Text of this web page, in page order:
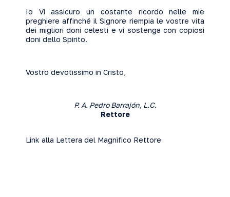
Io Vi assicuro un costante ricordo nelle mie
preghiere affinché il Signore riempia le vostre vita
dei migliori doni celesti e vi sostenga con copiosi
doni dello Spirito.
Vostro devotissimo in Cristo,
P. A. Pedro Barrajón, L.C.
Rettore
Link alla Lettera del Magnifico Rettore